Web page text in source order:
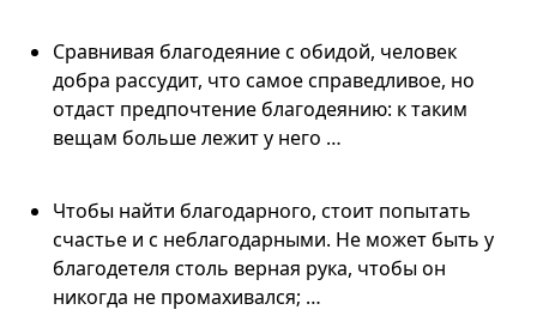
Сравнивая благодеяние с обидой, человек
добра рассудит, что самое справедливое, но
отдаст предпочтение благодеянию: к таким
вещам больше лежит у него …
Чтобы найти благодарного, стоит попытать
счастье и с неблагодарными. Не может быть у
благодетеля столь верная рука, чтобы он
никогда не промахивался; …